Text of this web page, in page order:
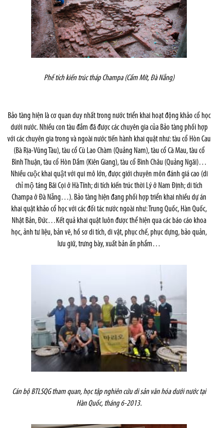
Phế tích kiến trúc tháp Champa (Cấm Mít, Đà Nẵng)
Bảo tàng hiện là cơ quan duy nhất trong nước triển khai hoạt động khảo cổ học
dưới nước. Nhiều con tàu đắm đã được các chuyên gia của Bảo tàng phối hợp
với các chuyên gia trong và ngoài nước tiến hành khai quật như: tàu cổ Hòn Cau
(Bà Rịa-Vũng Tàu), tàu cổ Cù Lao Chàm (Quảng Nam), tàu cổ Cà Mau, tàu cổ
Bình Thuận, tàu cổ Hòn Dầm (Kiên Giang), tàu cổ Bình Châu (Quảng Ngãi)…
Nhiều cuộc khai quật với qui mô lớn, được giới chuyên môn đánh giá cao (di
chỉ mộ táng Bãi Cọi ở Hà Tĩnh; di tích kiến trúc thời Lý ở Nam Định; di tích
Champa ở Đà Nẵng…). Bảo tàng hiện đang phối hợp triển khai nhiều dự án
khai quật khảo cổ học với các đối tác nước ngoài như: Trung Quốc, Hàn Quốc,
Nhật Bản, Đức…Kết quả khai quật luôn được thể hiện qua các báo cáo khoa
học, ảnh tư liệu, bản vẽ, hồ sơ di tích, di vật, phục chế, phục dựng, bảo quản,
lưu giữ, trưng bày, xuất bản ấn phẩm…
Cán bộ BTLSQG tham quan, học tập nghiên cứu di sản văn hóa dưới nước tại
Hàn Quốc, tháng 6-2013.